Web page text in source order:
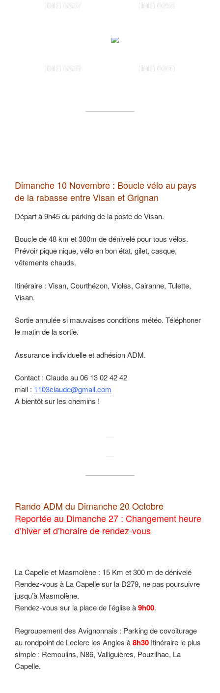
IMG 6957 IMG 6958
IMG 6959 IMG 6960
Dimanche 10 Novembre : Boucle vélo au pays
de la rabasse entre Visan et Grignan
Départ à 9h45 du parking de la poste de Visan.
Boucle de 48 km et 380m de dénivelé pour tous vélos.
Prévoir pique nique, vélo en bon état, gilet, casque,
vêtements chauds.
Itinéraire : Visan, Courthézon, Violes, Cairanne, Tulette,
Visan.
Sortie annulée si mauvaises conditions météo. Téléphoner
le matin de la sortie.
Assurance individuelle et adhésion ADM.
Contact : Claude au 06 13 02 42 42
mail : 1103claude@gmail.com
A bientôt sur les chemins !
Rando ADM du Dimanche 20 Octobre
Reportée au Dimanche 27 : Changement heure
d’hiver et d’horaire de rendez-vous
La Capelle et Masmolène : 15 Km et 300 m de dénivelé
Rendez-vous à La Capelle sur la D279, ne pas poursuivre
jusqu’à Masmolène.
Rendez-vous sur la place de l’église à9h00.
Regroupement des Avignonnais : Parking de covoiturage
au rondpoint de Leclerc les Angles à8h30 Itinéraire le plus
simple : Remoulins, N86, Valliguières, Pouzilhac, La
Capelle.